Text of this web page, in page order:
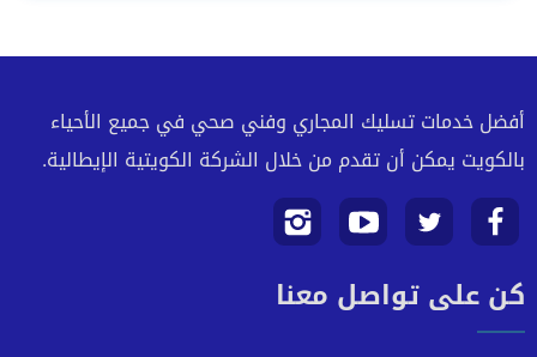
أفضل خدمات تسليك المجاري وفني صحي في جميع الأحياء
بالكويت يمكن أن تقدم من خلال الشركة الكويتية الإيطالية.
تابعنا
على
تابعنا
على
تابعنا
على
تابعنا
علىكن على تواصل معنا